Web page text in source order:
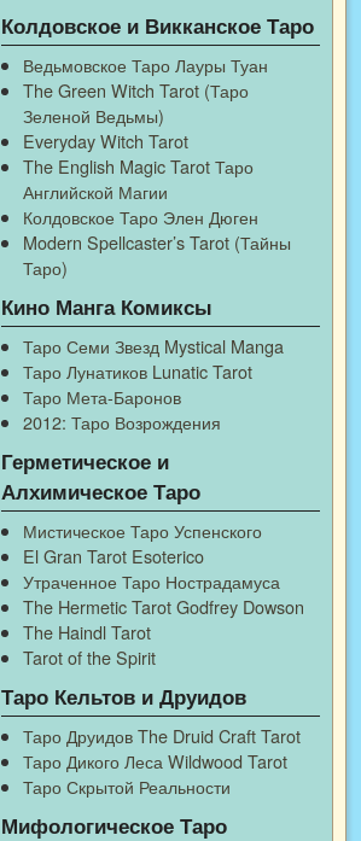
Колдовское и Викканское Таро
Ведьмовское Таро Лауры Туан
The Green Witch Tarot (Таро
Зеленой Ведьмы)
Everyday Witch Tarot
The English Magic Tarot Таро
Английской Магии
Колдовское Таро Элен Дюген
Modern Spellcaster’s Tarot (Тайны
Таро)
Кино Манга Комиксы
Таро Семи Звезд Mystical Manga
Таро Лунатиков Lunatic Tarot
Таро Мета-Баронов
2012: Таро Возрождения
Герметическое и
Алхимическое Таро
Мистическое Таро Успенского
El Gran Tarot Esoterico
Утраченное Таро Нострадамуса
The Hermetic Tarot Godfrey Dowson
The Haindl Tarot
Tarot of the Spirit
Таро Кельтов и Друидов
Таро Друидов The Druid Craft Tarot
Таро Дикого Леса Wildwood Tarot
Таро Скрытой Реальности
Мифологическое Таро